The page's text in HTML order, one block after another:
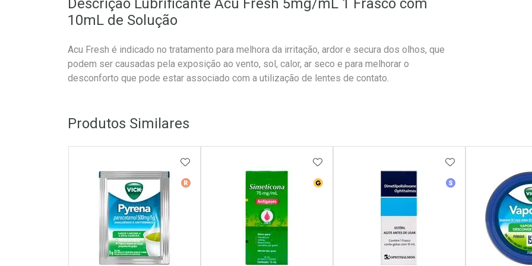
Descrição Lubrificante Acu Fresh 5mg/mL 1 Frasco com
10mL de Solução
Acu Fresh é indicado no tratamento para melhora da irritação, ardor e secura dos olhos, que
podem ser causadas pela exposição ao vento, sol, calor, ar seco e para melhorar o
desconforto que pode estar associado com a utilização de lentes de contato.
Produtos Similares
Medicamento De Referência
ADICIONAR AOS FAVORITOS
Medicamento Genérico
ADICIONAR AOS FAVORITOS
Medicamento
ADICIONAR AOS